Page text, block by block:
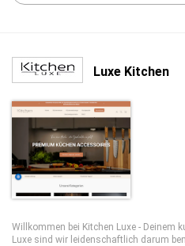
Luxe Kitchen
Willkommen bei Kitchen Luxe - Deinem
Luxe sind wir leidenschaftlich darum